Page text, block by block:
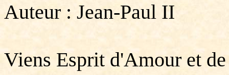
Auteur : Jean-Paul II
Viens Esprit d'Amour et